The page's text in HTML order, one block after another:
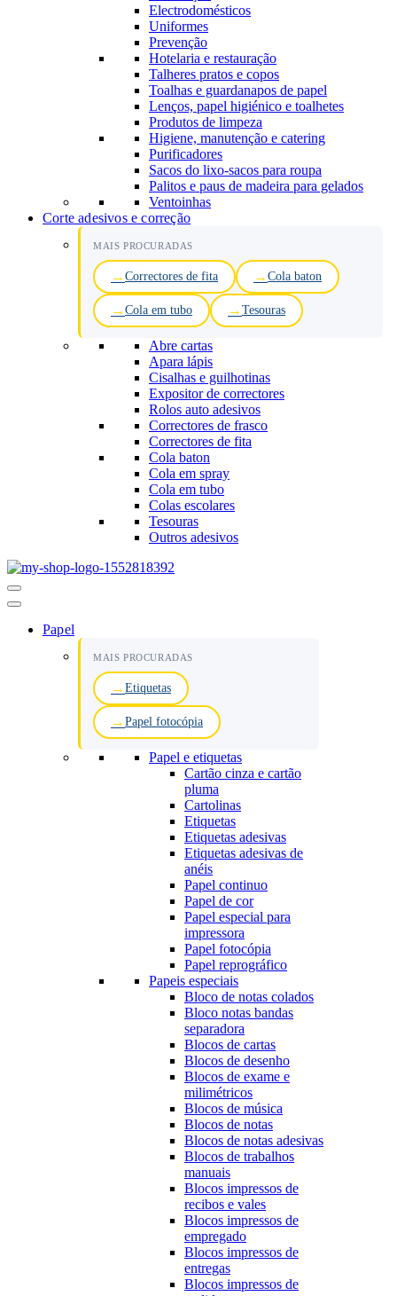
Electrodomésticos
Uniformes
Prevenção
Hotelaria e restauração
Talheres pratos e copos
Toalhas e guardanapos de papel
Lenços, papel higiénico e toalhetes
Produtos de limpeza
Higiene, manutenção e catering
Purificadores
Sacos do lixo-sacos para roupa
Palitos e paus de madeira para gelados
Ventoinhas
Corte adesivos e correção
MAIS PROCURADAS
Correctores de fita Cola baton
Cola em tubo Tesouras
Abre cartas
Apara lápis
Cisalhas e guilhotinas
Expositor de correctores
Rolos auto adesivos
Correctores de frasco
Correctores de fita
Cola baton
Cola em spray
Cola em tubo
Colas escolares
Tesouras
Outros adesivos
Menu
de
Papel
MAIS PROCURADAS
Etiquetas
Papel fotocópia
Papel e etiquetas
Cartão cinza e cartão
pluma
Cartolinas
Etiquetas
Etiquetas adesivas
Etiquetas adesivas de
anéis
Papel continuo
Papel de cor
Papel especial para
impressora
Papel fotocópia
Papel reprográfico
Papeis especiais
Bloco de notas colados
Bloco notas bandas
separadora
Blocos de cartas
Blocos de desenho
Blocos de exame e
milimétricos
Blocos de música
Blocos de notas
Blocos de notas adesivas
Blocos de trabalhos
manuais
Blocos impressos de
recibos e vales
Blocos impressos de
empregado
Blocos impressos de
entregas
Blocos impressos de